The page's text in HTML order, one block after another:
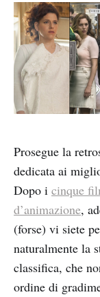
Prosegue la
dedicata ai
Dopo i cinque
d’animazione,
(forse) vi siete
naturalmente la
classifica, che
ordine di